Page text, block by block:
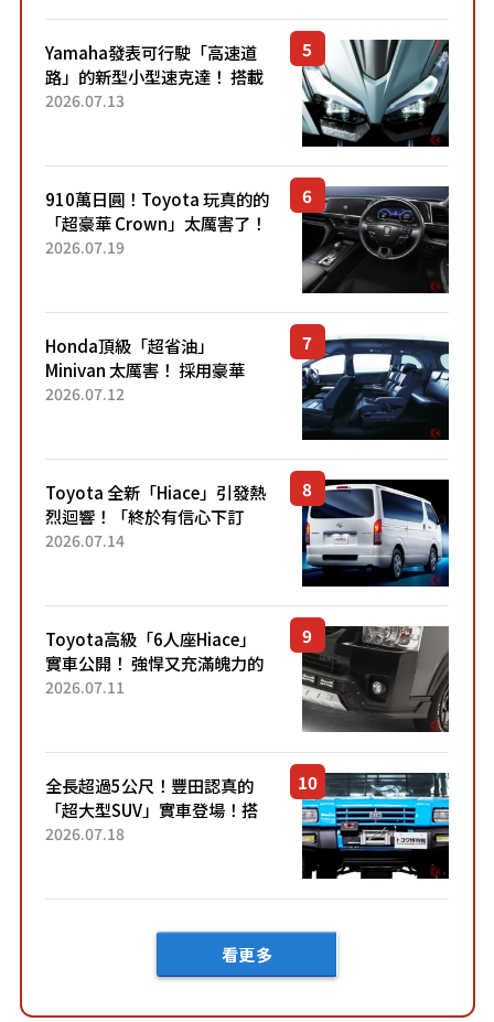
Yamaha發表可行駛「高速道
路」的新型小型速克達！ 搭載
能享受超強勁「渦輪感」的動
2026.07.13
910萬日圓！Toyota 玩真的的
「超豪華 Crown」太厲害了！
採用由「匠人技藝」打造的
2026.07.19
Honda頂級「超省油」
Minivan 太厲害！ 採用豪華
「真皮座椅」與專屬「黑色內
「三...
2026.07.12
Toyota 全新「Hiace」引發熱
烈迴響！「終於有信心下訂
了！」「哪個等級交車最
車？...
2026.07.14
Toyota高級「6人座Hiace」
實車公開！ 強悍又充滿魄力的
「全黑設計」搭配特別「豪華
2026.07.11
全長超過5公尺！豐田認真的
「超大型SUV」實車登場！搭
載後輪也會轉向的「四輪轉
「Mega C...
2026.07.18
看更多